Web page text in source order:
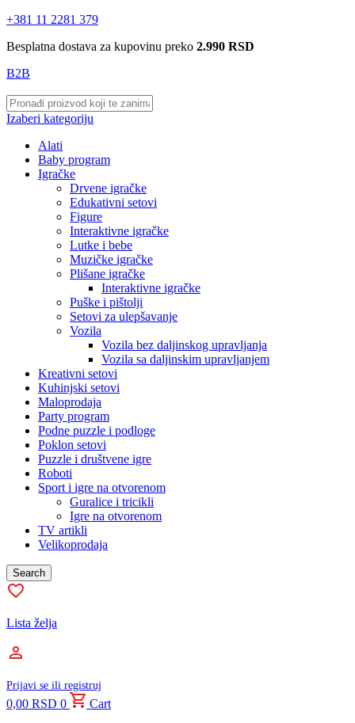
+381 11 2281 379
Besplatna dostava za kupovinu preko 2.990 RSD
B2B
Izaberi kategoriju
Alati
Baby program
Igračke
Drvene igračke
Edukativni setovi
Figure
Interaktivne igračke
Lutke i bebe
Muzičke igračke
Plišane igračke
Interaktivne igračke
Puške i pištolji
Setovi za ulepšavanje
Vozila
Vozila bez daljinskog upravljanja
Vozila sa daljinskim upravljanjem
Kreativni setovi
Kuhinjski setovi
Maloprodaja
Party program
Podne puzzle i podloge
Poklon setovi
Puzzle i društvene igre
Roboti
Sport i igre na otvorenom
Guralice i tricikli
Igre na otvorenom
TV artikli
Velikoprodaja
Search
Lista želja
Prijavi se ili registruj
0,00 RSD 0
Cart